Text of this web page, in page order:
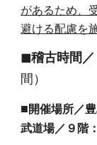
があるため、
避ける配慮を
◼︎稽古時間／
間）
■開催場所／
武道場／９階